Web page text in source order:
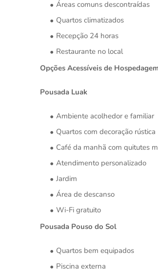
Áreas comuns descontraídas
Quartos climatizados
Recepção 24 horas
Restaurante no local
Opções Acessíveis de
Pousada Luak
Ambiente acolhedor e familiar
Quartos com decoração rústica
Café da manhã com quitutes
Atendimento personalizado
Jardim
Área de descanso
Wi-Fi gratuito
Pousada Pouso do Sol
Quartos bem equipados
Piscina externa